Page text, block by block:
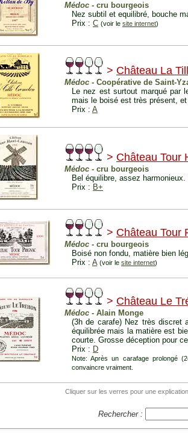
Médoc - cru bourgeois
Nez subtil et equilibré, bouche
Prix : C (voir le site internet)
> Château La
Médoc - Coopérative de Saint-
Le nez est surtout marqué par
mais le boisé est très présent,
Prix : A
> Château Tour
Médoc - cru bourgeois
Bel équilibre, assez
Prix : B+
> Château Tour
Médoc - cru bourgeois
Boisé non fondu, matière bien
Prix : A (voir le site internet)
> Château Le
Médoc - Alain Monge
(3h de carafe) Nez très discret
équilibrée mais la matière est
courte. Grosse déception pour
Prix : D
Note: Après un carafage prolongé
convaincre vraiment.
Cliquer sur les verres pour une
Rechercher :